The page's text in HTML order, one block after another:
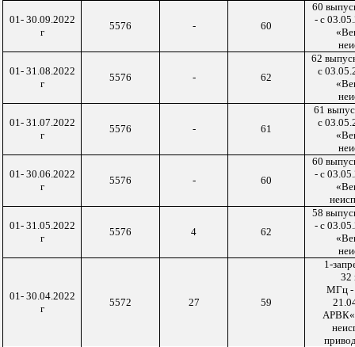
01- 30.09.2022
г
5576 - 60
60
- с
01- 31.08.2022
г
5576 - 62
62
с
01- 31.07.2022
г
5576 - 61
61
с
01- 30.06.2022
г
5576 - 60
60
- с
01- 31.05.2022
г
5576 4 62
58
- с
01- 30.04.2022
г
5572 27 59
1-
32
МГц -